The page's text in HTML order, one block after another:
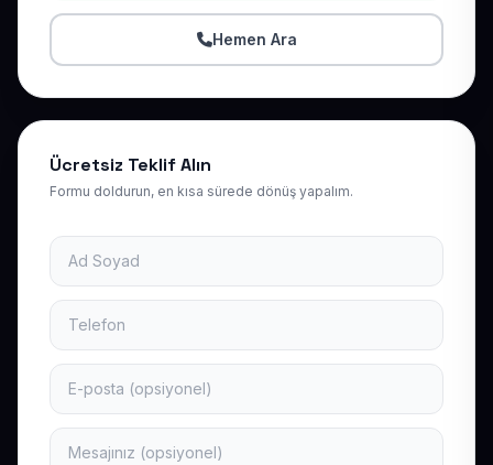
Hemen Ara
Ücretsiz Teklif Alın
Formu doldurun, en kısa sürede dönüş yapalım.